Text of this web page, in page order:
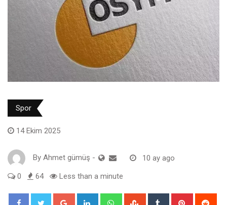
Spor
14 Ekim 2025
By Ahmet gümüş - 10 ay ago
0 64 Less than a minute
Google+ LinkedIn WhatsappStumbleUpon
Tumblr Pinterest